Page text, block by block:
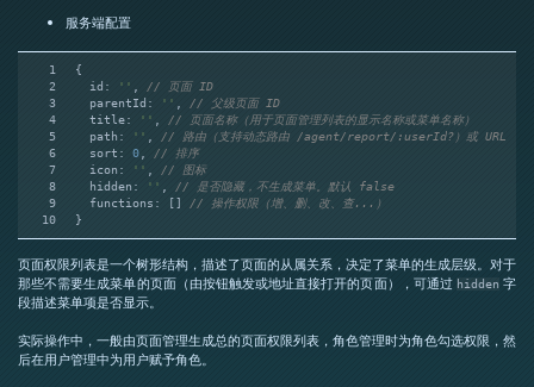
服务端配置
1
2
3
4
5
6
7
8
9
10
{
id : ''
// 页面 ID
parentId : ''
// 父级页面 ID
title: ''
// 页面名称（用于页面管理列表的显示名称或菜单名称）
path : ''
// 路由（支持动态路由 /agent/report/:userId?）或 URL
sort : 0
// 排序
icon : ''
// 图标
hidden : ''
// 是否隐藏，不生成菜单。默认 false
functions : [] // 操作权限（增、删、改、查...）
}
页面权限列表是一个树形结构，描述了页面的从属关系，决定了菜单的生成层级。对于
那些不需要生成菜单的页面（由按钮触发或地址直接打开的页面），可通过 hidden字
段描述菜单项是否显示。
实际操作中，一般由页面管理生成总的页面权限列表，角色管理时为角色勾选权限，然
后在用户管理中为用户赋予角色。